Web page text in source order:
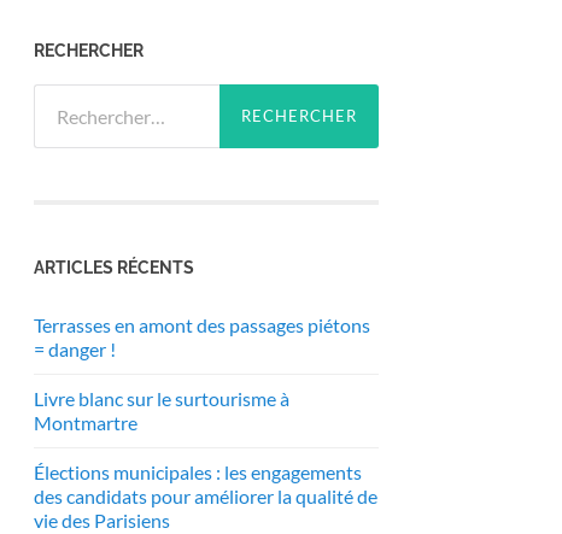
RECHERCHER
ARTICLES RÉCENTS
Terrasses en amont des passages piétons
= danger !
Livre blanc sur le surtourisme à
Montmartre
Élections municipales : les engagements
des candidats pour améliorer la qualité de
vie des Parisiens